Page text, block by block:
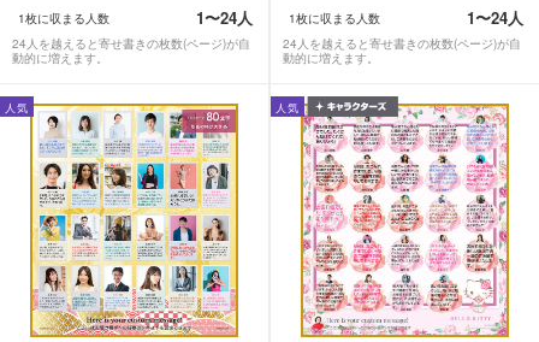
1枚に収まる人数 1〜24人
24人を越えると寄せ書きの枚数(ページ)が自
動的に増えます。
1枚に収まる人数 1〜24人
24人を越えると寄せ書きの枚数(ページ)が自
動的に増えます。
人気 人気